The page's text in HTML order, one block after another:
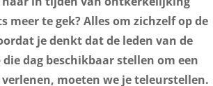
meer te gek? Alles om zichzelf op de
je denkt dat de leden van de
dag beschikbaar stellen om een
moeten we je teleurstellen.